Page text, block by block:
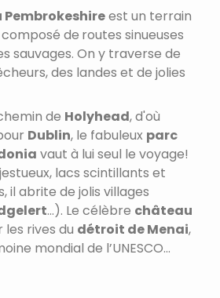
Pembrokeshireest un terrain
de routes sinueuses
sauvages. On y traverse de
des landes et de jolies
de Holyhead, d'où
Dublin, le fabuleux parc
vaut à lui seul le voyage!
lacs scintillants et
il abrite de jolis villages
...). Le célèbre château
les rives du détroit de Menai,
mondial de l’UNESCO...